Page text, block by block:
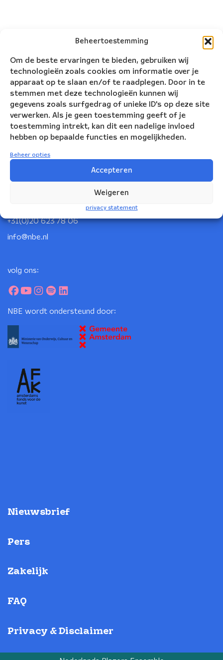
Beheertoestemming
Om de beste ervaringen te bieden, gebruiken wij
technologieën zoals cookies om informatie over je
apparaat op te slaan en/of te raadplegen. Door in te
stemmen met deze technologieën kunnen wij
gegevens zoals surfgedrag of unieke ID's op deze site
verwerken. Als je geen toestemming geeft of je
toestemming intrekt, kan dit een nadelige invloed
hebben op bepaalde functies en mogelijkheden.
Beheer opties
Accepteren
Weigeren
privacy statement
Nederlands Blazers Ensemble
Korte Leidsedwarsstraat 12
+31(0)20 623 78 06
info@nbe.nl
volg ons:
NBE wordt ondersteund door:
Nieuwsbrief
Pers
Zakelijk
FAQ
Privacy & Disclaimer